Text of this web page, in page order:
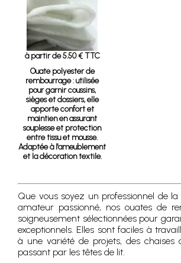
à partir de 5.50 € TTC
Ouate polyester de
rembourrage: utilisée
pour garnir coussins,
sièges et dossiers, elle
apporte confort et
maintien en assurant
souplesse et protection
entre tissu et mousse.
Adaptée à l'ameublement
et la décoration textile.
Que vous soyez un professionnel de
amateur passionné, nos ouates de
soigneusement sélectionnées pour
exceptionnels. Elles sont faciles à
à une variété de projets, des chaises
passant par les têtes de lit.